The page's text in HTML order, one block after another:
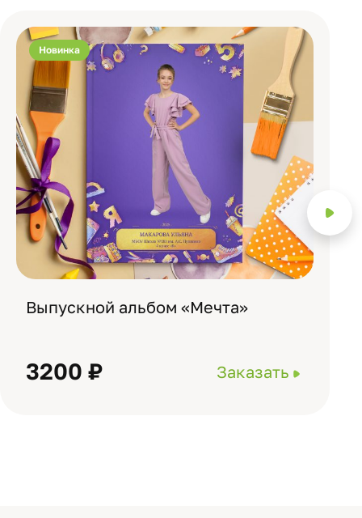
Новинка
Выпускной альбом «Мечта»
3200 ₽ Заказать